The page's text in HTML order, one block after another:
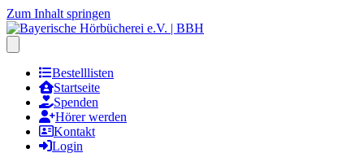
Zum Inhalt springen
Bestelllisten
Startseite
Spenden
Hörer werden
Kontakt
Login